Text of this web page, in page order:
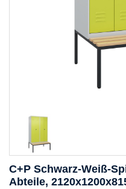
C+P Schwarz-Weiß-
Abteile,